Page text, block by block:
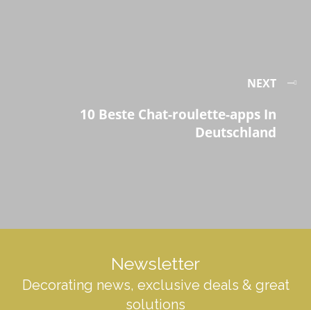
NEXT
10 Beste Chat-roulette-apps In
Deutschland
Newsletter
Decorating news, exclusive deals & great
solutions